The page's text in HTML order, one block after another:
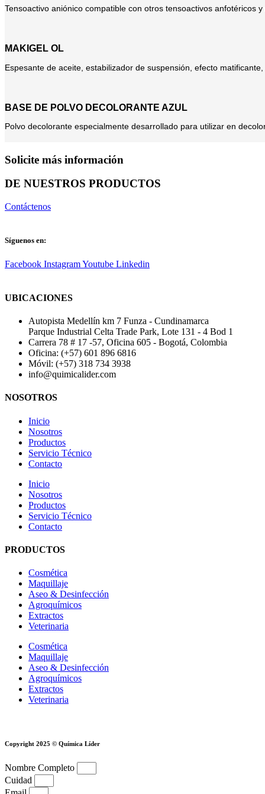
Tensoactivo aniónico compatible con otros tensoactivos anfotéricos y
MAKIGEL OL
Espesante de aceite, estabilizador de suspensión, efecto matificante,
BASE DE POLVO DECOLORANTE AZUL
Polvo decolorante especialmente desarrollado para utilizar en
Solicite más información
DE NUESTROS PRODUCTOS
Contáctenos
Síguenos en:
Facebook InstagramYoutube Linkedin
UBICACIONES
Autopista Medellín km 7 Funza - Cundinamarca
Parque Industrial Celta Trade Park, Lote 131 - 4 Bod 1
Carrera 78 # 17 -57, Oficina 605 - Bogotá, Colombia
Oficina: (+57) 601 896 6816
Móvil: (+57) 318 734 3938
info@quimicalider.com
NOSOTROS
Inicio
Nosotros
Productos
Servicio Técnico
Contacto
Inicio
Nosotros
Productos
Servicio Técnico
Contacto
PRODUCTOS
Cosmética
Maquillaje
Aseo & Desinfección
Agroquímicos
Extractos
Veterinaria
Cosmética
Maquillaje
Aseo & Desinfección
Agroquímicos
Extractos
Veterinaria
Copyright 2025 © Química Líder
Nombre Completo
Cuidad